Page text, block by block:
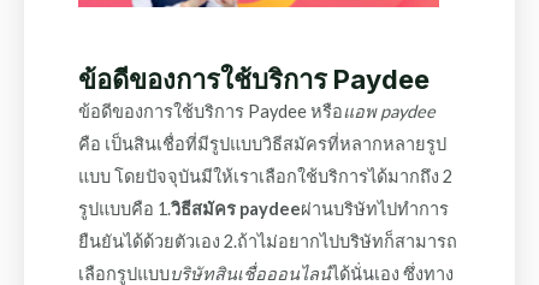
ข้อดีของการใช้บริการ Paydee
ข้อดีของการใช้บริการ Paydee หรือแอพ paydee
คือ เป็นสินเชื่อที่มีรูปแบบวิธีสมัครที่หลากหลายรูป
แบบ โดยปัจจุบันมีให้เราเลือกใช้บริการได้มากถึง 2
รูปแบบคือ 1.วิธีสมัคร paydeeผ่านบริษัทไปทำการ
ยืนยันได้ด้วยตัวเอง 2.ถ้าไม่อยากไปบริษัทก็สามารถ
เลือกรูปแบบบริษัทสินเชื่อออนไลน์ได้นั่นเอง ซึ่งทาง